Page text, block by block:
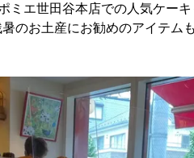
ミエ世田谷本店での人気ケー
のお土産にお勧めのアイテム